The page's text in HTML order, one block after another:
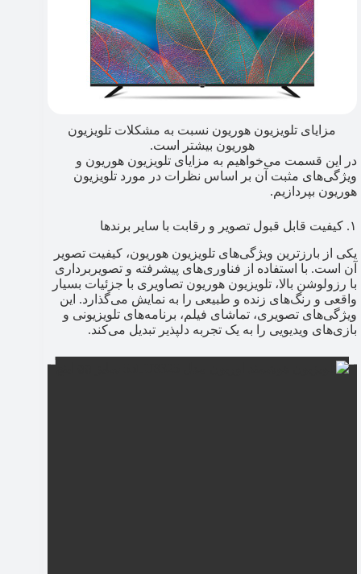
مزایای تلویزیون هوریون نسبت به مشکلات تلویزیون
هوریون بیشتر است.
در این قسمت می‌خواهیم به مزایای تلویزیون هوریون و
ویژگی‌های مثبت آن بر اساس نظرات در مورد تلویزیون
هوریون بپردازیم.
۱. کیفیت قابل قبول تصویر و رقابت با سایر برندها
یکی از بارزترین ویژگی‌های تلویزیون هوریون، کیفیت تصویر
آن است. با استفاده از فناوری‌های پیشرفته و تصویربرداری
با رزولوشن بالا، تلویزیون هوریون تصاویری با جزئیات بسیار
واقعی و رنگ‌های زنده و طبیعی را به نمایش می‌گذارد. این
ویژگی‌های تصویری، تماشای فیلم، برنامه‌های تلویزیونی و
بازی‌های ویدیویی را به یک تجربه دلپذیر تبدیل می‌کند.